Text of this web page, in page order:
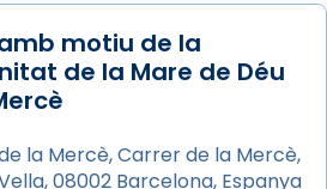
de Barcelona
Juliana i
i màrtirs.
motiu de la
de la Mare de Déu
la Mercè, Carrer de la Mercè,
08002 Barcelona, Espanya